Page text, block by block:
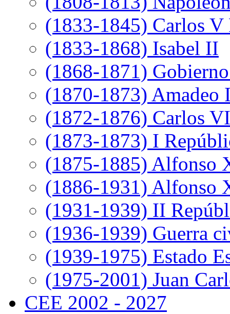
(1833-1845) Carlos V
(1833-1868) Isabel II
(1868-1871)
(1870-1873) Amadeo
(1872-1876) Carlos
(1873-1873) I
(1875-1885) Alfonso
(1886-1931) Alfonso
(1931-1939) II
(1936-1939) Guerra
(1939-1975) Estado
(1975-2001) Juan
CEE 2002 - 2027